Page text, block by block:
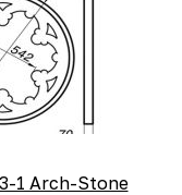
1 Arch-Stone